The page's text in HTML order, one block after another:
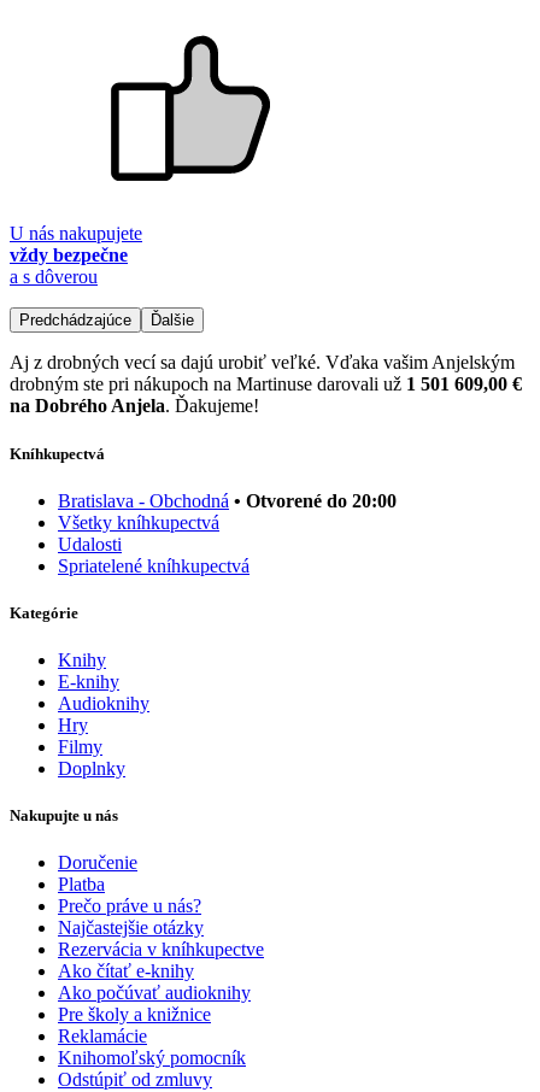
U nás nakupujete
vždy bezpečne
a s dôverou
Predchádzajúce Ďalšie
Aj z drobných vecí sa dajú urobiť veľké. Vďaka vašim Anjelským
drobným ste pri nákupoch na Martinuse darovali už 1 501 609,00 €
na Dobrého Anjela. Ďakujeme!
Kníhkupectvá
Bratislava - Obchodná • Otvorené do 20:00
Všetky kníhkupectvá
Udalosti
Spriatelené kníhkupectvá
Kategórie
Knihy
E-knihy
Audioknihy
Hry
Filmy
Doplnky
Nakupujte u nás
Doručenie
Platba
Prečo práve u nás?
Najčastejšie otázky
Rezervácia v kníhkupectve
Ako čítať e-knihy
Ako počúvať audioknihy
Pre školy a knižnice
Reklamácie
Knihomoľský pomocník
Odstúpiť od zmluvy